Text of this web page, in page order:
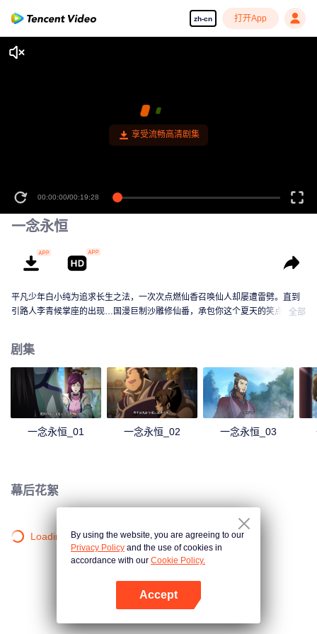
zh-cn 打开App
享受流畅高清剧集
00:00:00/00:19:28
一念永恒
平凡少年白小纯为追求长生之法，一次次点燃仙香召唤仙人却屡遭雷劈。直到
引路人李青候掌座的出现…国漫巨制沙雕修仙番，承包你这个夏天的笑点！全部
剧集
一念永恒_01 一念永恒_02 一念永恒_03
幕后花絮
Loading…By using the website, you are agreeing to our
Privacy Policy and the use of cookies in
accordance with our Cookie Policy.
Accept